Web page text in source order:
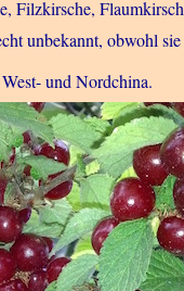
Filzkirsche,
unbekannt, obwohl
und Nordchina.